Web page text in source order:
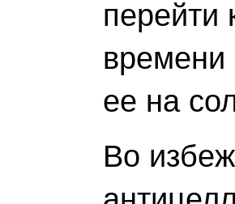
перейти
ее на
Во